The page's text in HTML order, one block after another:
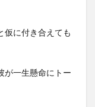
仮に付き合えても
が一生懸命にトー